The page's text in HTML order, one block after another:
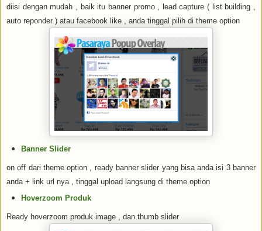
diisi dengan mudah , baik itu banner promo , lead capture ( list building ,
auto reponder ) atau facebook like , anda tinggal pilih di theme option
Banner Slider
on off dari theme option , ready banner slider yang bisa anda isi 3 banner
anda + link url nya , tinggal upload langsung di theme option
Hoverzoom Produk
Ready hoverzoom produk image , dan thumb slider